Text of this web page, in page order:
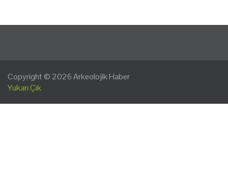
Copyright © 2026Arkeolojik Haber
Yukarı Çık